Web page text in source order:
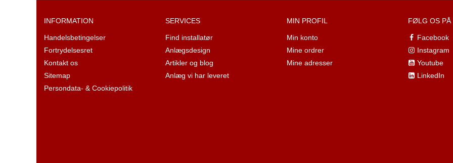
INFORMATION
Handelsbetingelser
Fortrydelsesret
Kontakt os
Sitemap
Persondata- & Cookiepolitik
SERVICES
Find installatør
Anlægsdesign
Artikler og blog
Anlæg vi har leveret
MIN PROFIL
Min konto
Mine ordrer
Mine adresser
FØLG OS PÅ
Facebook
Instagram
Youtube
LinkedIn